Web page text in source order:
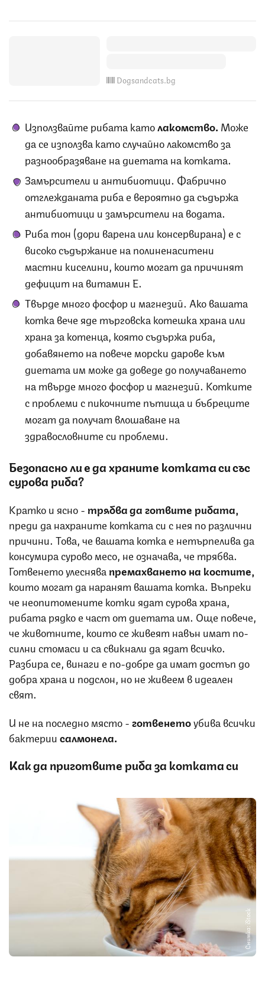
Dogsandcats.bg
Използвайте рибата католакомство.‌ Може
да се използва като случайно лакомство за
разнообразяване на диетата на котката.
Замърсители и антибиотици.‌ Фабрично
отглежданата риба е вероятно да съдържа
антибиотици и замърсители на водата.
Риба тон (дори варена или консервирана) е с
високо съдържание на полиненаситени
мастни киселини, които могат да причинят
дефицит на витамин Е.
Твърде много фосфор и магнезий.‌ Ако вашата
котка вече яде търговска котешка храна или
храна за котенца, която съдържа риба,
добавянето на повече морски дарове към
диетата им може да доведе до получаването
на твърде много фосфор и магнезий. Котките
с проблеми с пикочните пътища и бъбреците
могат да получат влошаване на
здравословните си проблеми.
Безопасно ли е да храните котката си със
сурова риба?
Кратко и ясно - ‌ трябва да готвите рибата,
преди да нахраните котката си с нея по различни
причини.‌ Това, че вашата котка е нетърпелива да
консумира сурово месо, не означава, че трябва.
Готвенето улеснява премахването на костите,
които могат да наранят вашата котка. Въпреки
че неопитомените котки ядат сурова храна,
рибата рядко е част от диетата им. Още повече,
че животните, които се живеят навън имат по-
силни стомаси и са свикнали да ядат всичко.
Разбира се, винаги е по-добре да имат достъп до
добра храна и подслон, но не живеем в идеален
свят.
И не на последно място -готвенетоубива всички
бактериисалмонела.
Как да приготвите риба за котката си
Снимка: iStock